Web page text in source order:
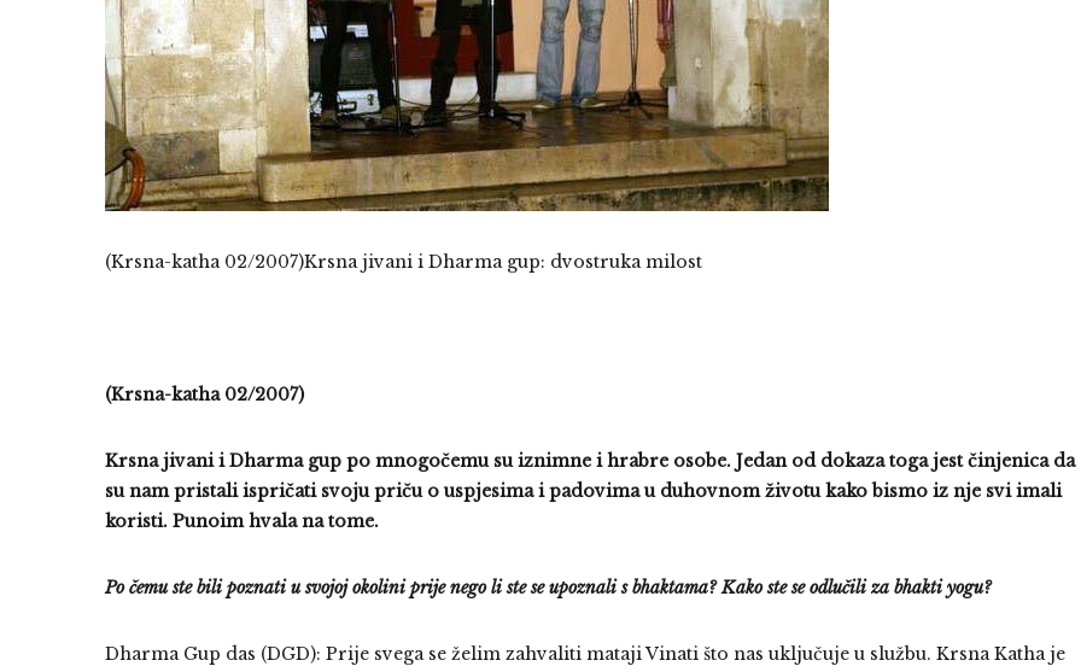
(Krsna-katha 02/2007)Krsna jivani i Dharma gup: dvostruka milost
(Krsna-katha 02/2007)
Krsna jivani i Dharma gup po mnogočemu su iznimne i hrabre osobe. Jedan od dokaza toga jest činjenica da
su nam pristali ispričati svoju priču o uspjesima i padovima u duhovnom životu kako bismo iz nje svi imali
koristi. Punoim hvala na tome.
Po čemu ste bili poznati u svojoj okolini prije nego li ste se upoznali s bhaktama? Kako ste se odlučili za bhakti yogu?
Dharma Gup das (DGD): Prije svega se želim zahvaliti mataji Vinati što nas uključuje u službu. Krsna Katha je